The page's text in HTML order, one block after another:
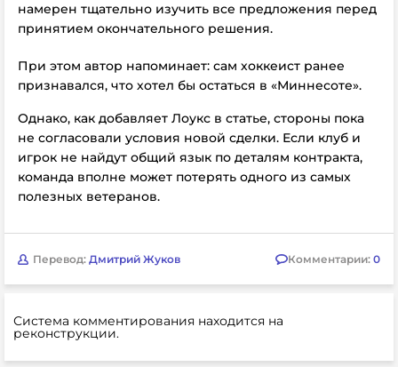
намерен тщательно изучить все предложения перед
принятием окончательного решения.
При этом автор напоминает: сам хоккеист ранее
признавался, что хотел бы остаться в «Миннесоте».
Однако, как добавляет Лоукс в статье, стороны пока
не согласовали условия новой сделки. Если клуб и
игрок не найдут общий язык по деталям контракта,
команда вполне может потерять одного из самых
полезных ветеранов.
Перевод: Дмитрий Жуков Комментарии: 0
Система комментирования находится на
реконструкции.